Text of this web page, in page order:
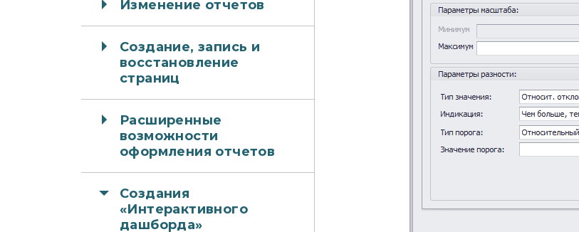
Изменение отчетов
Создание, запись и
восстановление
страниц
Расширенные
возможности
оформления отчетов
Создания
«Интерактивного
дашборда»